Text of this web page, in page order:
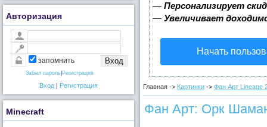
Авторизация
запомнить
Забыл пароль Регистрация
Вход | Регистрация
Minecraft
— Персонализирует
— Увеличивает
Начать
Главная -> Картинки -> Фан Арт Lineage
Фан Арт: Орк